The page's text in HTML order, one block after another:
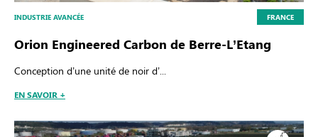
INDUSTRIE AVANCÉE FRANCE
Orion Engineered Carbon de Berre-L’Etang
Conception d’une unité de noir d’...
EN SAVOIR +